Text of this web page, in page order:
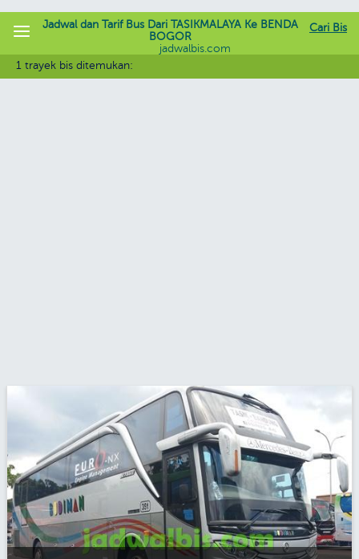
Cari Bis
Jadwal dan Tarif Bus Dari TASIKMALAYA Ke BENDA
BOGOR
jadwalbis.com
1 trayek bis ditemukan: